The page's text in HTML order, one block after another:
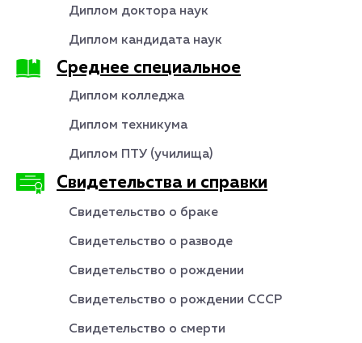
Диплом доктора наук
Диплом кандидата наук
Среднее специальное
Диплом колледжа
Диплом техникума
Диплом ПТУ (училища)
Свидетельства и справки
Свидетельство о браке
Свидетельство о разводе
Свидетельство о рождении
Свидетельство о рождении СССР
Свидетельство о смерти